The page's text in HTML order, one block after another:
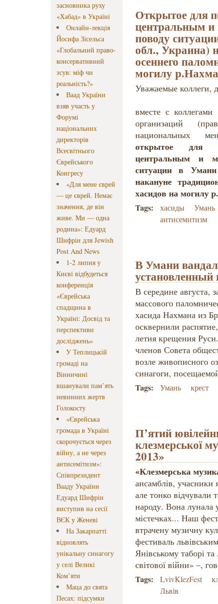
засновника руху
«Хабад» в Україні
Онлайн-лекція
Йосифа Зісельса
«Глобальний право-
консервативний
зсув: міф чи
реальність?»
Ваад України
взяв участь у
Форумі
національних
директорів
Всесвітнього
Єврейського
Конгресу
«Для мене єврей
— це єврей. Немає
значення, де він
живе. Ми — одна
родина»: Едуард
Шифрін для Jewish
Post And News
1-2 липня у
Києві відбудеться
конференція
«Єврейська
спадщина в
Україні: Досвід та
перспективи
досліджень»
У Теплицькій
громаді на
Вінничині
вшанували пам’ять
невинних жертв
Голокосту
«Єврейська
громада в Україні
скорочується через
війну, а не через
антисемітизм»:
Співпрезидент
Вааду України
Едуард Шифрін
виступив на сесії
ВЄК у Женеві
На Закарпатті
відновлять
унікальну синагогу
у селі Великі
Ком’яти
Маца до свята
Песах: підсумки
Открытое для
центральным
поводу
обл., Украина)
осеннего
могилу
Уважаемые коллеги,
вместе с
организаций
национальных
открытое для
центральным и
ситуации в
накануне
хасидов на могилу
Tags: хасиды
Умань
антисемитизм
В Умани
установленный
В середине августа,
массового
хасида Нахмана из
осквернили
летия крещения
членов Совета
возле живописного
синагоги,
Tags: Умань крест
П’ятий
клезмерської
2013»
«Клезмерська
ансамблів, учасники
але тонко відчували
народу. Вона лунала
містечках... Наш
втрачену музичну
фестиваль
Янівському таборі
світової війни» –,
Tags: LvivKlezFest
Львів